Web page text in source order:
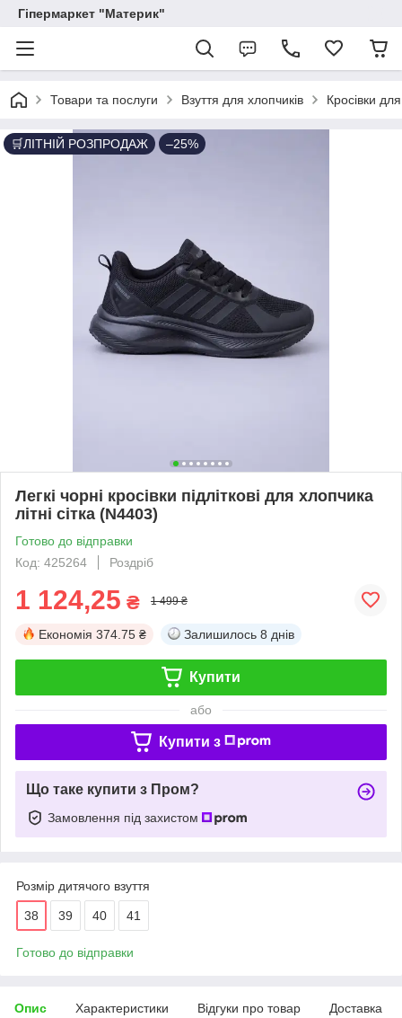
Гіпермаркет "Материк"
Товари та послуги Взуття для хлопчиків Кросівки
🛒ЛІТНІЙ РОЗПРОДАЖ –25%
Легкі чорні кросівки підліткові для хлопчика
літні сітка (N4403)
Готово до відправки
Код: 425264
Роздріб
1 124,25 ₴ 1 499 ₴
Економія 374.75 ₴ Залишилось 8 днів
Купити
або
Купити з
Що таке купити з Пром?
Замовлення під захистом
Розмір дитячого взуття
38 39 40 41
Готово до відправки
Опис Характеристики Відгуки про товар Доставка